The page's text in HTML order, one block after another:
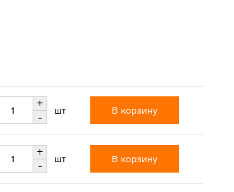
+
-
шт В корзину
+
-
шт В корзину